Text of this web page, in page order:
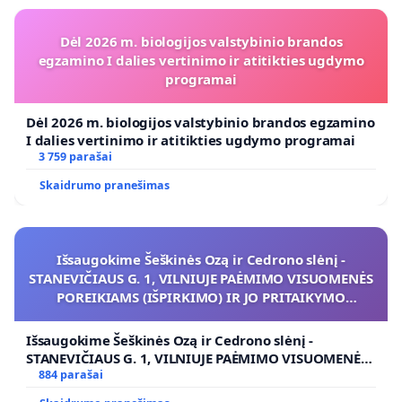
• Padėti surasti gimines (sesę), kuri galimai galėtų
įforminti Stanislovo globą
• Išsiaiškinti Stanislovo santaupų ir pensijos gavimo
ir naudojimo klausimus
turėtų kreiptis panašiais atvejais
TIvZ8ykDCHLkK7xxc6A9qWaF8d
Dėl 2026 m. biologijos valstybinio brandos
egzamino I dalies vertinimo ir atitikties ugdymo
programai
Dėl 2026 m. biologijos valstybinio brandos egzamino
I dalies vertinimo ir atitikties ugdymo programai
3 759 parašai
Skaidrumo pranešimas
Išsaugokime Šeškinės Ozą ir Cedrono slėnį -
STANEVIČIAUS G. 1, VILNIUJE PAĖMIMO VISUOMENĖS
POREIKIAMS (IŠPIRKIMO) IR JO PRITAIKYMO
Išsaugokime Šeškinės Ozą ir Cedrono slėnį -
STANEVIČIAUS G. 1, VILNIUJE PAĖMIMO VISUOMENĖS
POREIKIAMS (IŠPIRKIMO) IR JO PRITAIKYMO VIEŠAJAI
884 parašai